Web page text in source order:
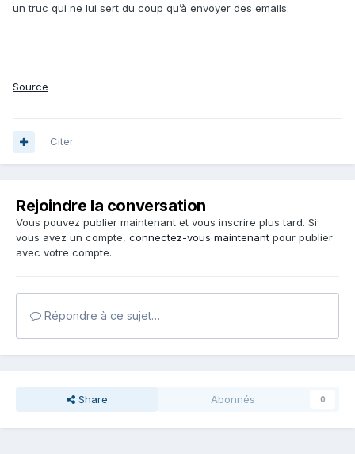
un truc qui ne lui sert du coup qu’à envoyer des emails.
Source
Citer
Rejoindre la conversation
Vous pouvez publier maintenant et vous inscrire plus tard. Si
vous avez un compte, connectez-vous maintenant pour publier
avec votre compte.
Répondre à ce sujet…
Share Abonnés 0